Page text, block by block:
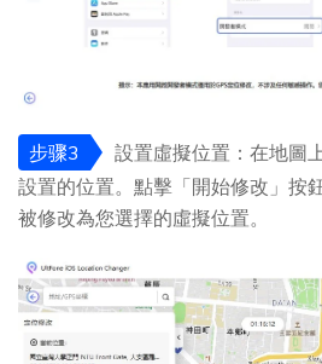
步骤3
設置虛擬位置：在地圖
設置的位置。點擊「開始修改」按
被修改為您選擇的虛擬位置。